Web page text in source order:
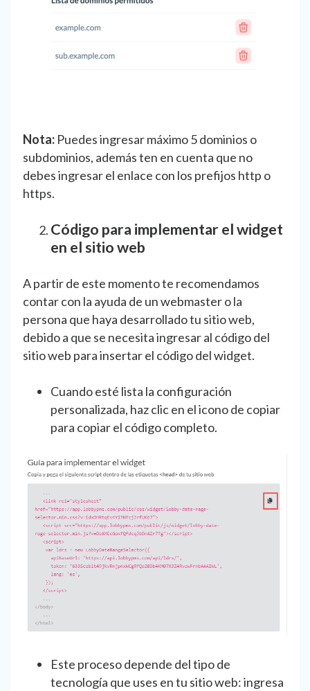
Nota: Puedes ingresar máximo 5 dominios o
subdominios, además ten en cuenta que no
debes ingresar el enlace con los prefijos http o
https.
Código para implementar el widget
en el sitio web
A partir de este momento te recomendamos
contar con la ayuda de un webmaster o la
persona que haya desarrollado tu sitio web,
debido a que se necesita ingresar al código del
sitio web para insertar el código del widget.
Cuando esté lista la configuración
personalizada, haz clic en el icono de copiar
para copiar el código completo.
Este proceso depende del tipo de
tecnología que uses en tu sitio web: ingresa